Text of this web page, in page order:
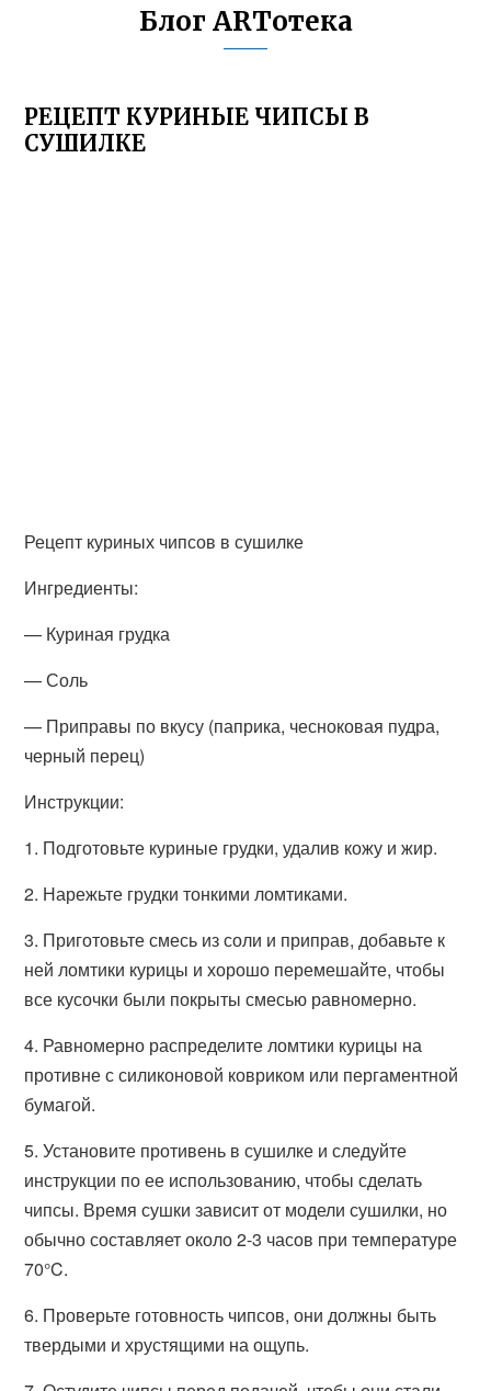
Блог ARTотека
РЕЦЕПТ КУРИНЫЕ ЧИПСЫ В
СУШИЛКЕ
Рецепт куриных чипсов в сушилке
Ингредиенты:
— Куриная грудка
— Соль
— Приправы по вкусу (паприка, чесноковая пудра,
черный перец)
Инструкции:
1. Подготовьте куриные грудки, удалив кожу и жир.
2. Нарежьте грудки тонкими ломтиками.
3. Приготовьте смесь из соли и приправ, добавьте к
ней ломтики курицы и хорошо перемешайте, чтобы
все кусочки были покрыты смесью равномерно.
4. Равномерно распределите ломтики курицы на
противне с силиконовой ковриком или пергаментной
бумагой.
5. Установите противень в сушилке и следуйте
инструкции по ее использованию, чтобы сделать
чипсы. Время сушки зависит от модели сушилки, но
обычно составляет около 2-3 часов при температуре
70°C.
6. Проверьте готовность чипсов, они должны быть
твердыми и хрустящими на ощупь.